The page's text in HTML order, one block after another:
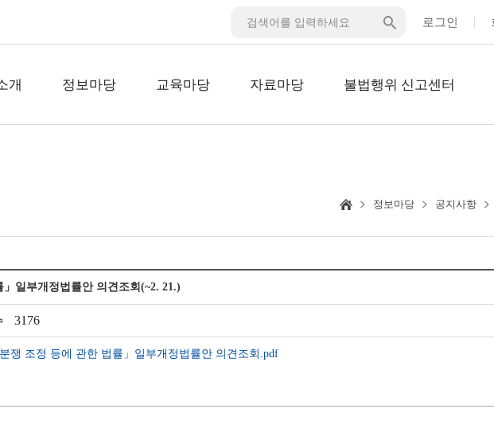
로그인
개 정보마당 교육마당 자료마당 불법행위 신고센터
정보마당 공지사항
일부개정법률안 의견조회(~2. 21.)
3176
쟁 조정 등에 관한 법률」일부개정법률안 의견조회.pdf